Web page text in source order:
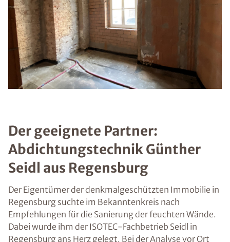
Der geeignete Partner:
Abdichtungstechnik Günther
Seidl aus Regensburg
Der Eigentümer der denkmalgeschützten Immobilie in
Regensburg suchte im Bekanntenkreis nach
Empfehlungen für die Sanierung der feuchten Wände.
Dabei wurde ihm der ISOTEC-Fachbetrieb Seidl in
Regensburg ans Herz gelegt. Bei der Analyse vor Ort